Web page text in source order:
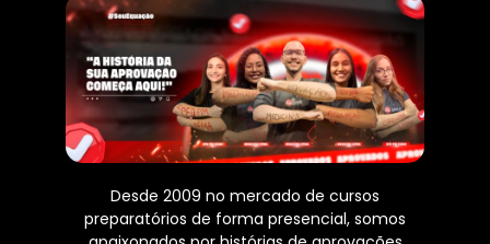
Desde 2009 no mercado de cursos
preparatórios de forma presencial, somos